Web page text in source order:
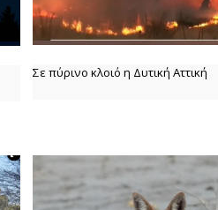
Σε πύρινο κλοιό η Δυτική Αττική